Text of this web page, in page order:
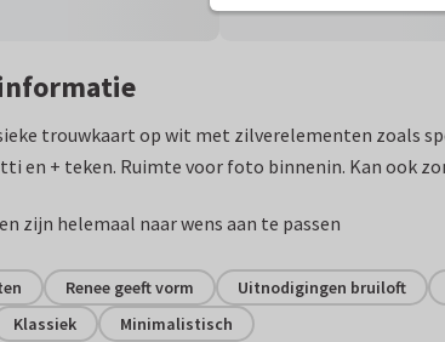
trouwkaart op wit met zilverelementen zoals
en + teken. Ruimte voor foto binnenin. Kan ook
zijn helemaal naar wens aan te passen
Renee geeft vorm Uitnodigingen bruiloft
Klassiek Minimalistisch